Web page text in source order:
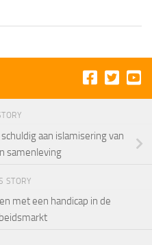
aan islamisering van
samenleving
STORY
met een handicap in de